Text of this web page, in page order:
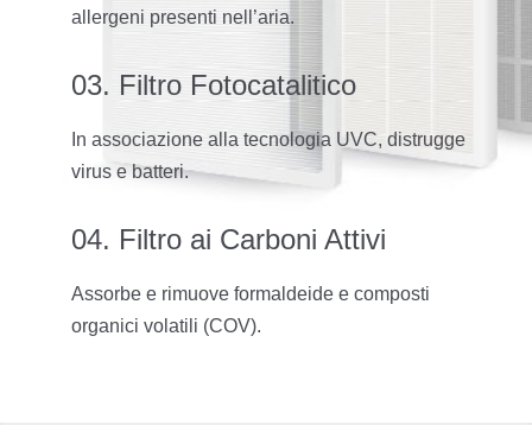
allergeni presenti nell’aria.
03. Filtro Fotocatalitico
In associazione alla tecnologia UVC, distrugge
virus e batteri.
04. Filtro ai Carboni Attivi
Assorbe e rimuove formaldeide e composti
organici volatili (COV).